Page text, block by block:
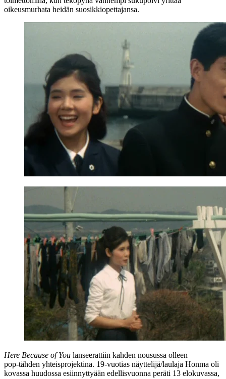
oikeusmurhata heidän suosikkiopettajansa.
Here Because of You lanseerattiin kahden nousussa olleen
pop‑tähden yhteisprojektina. 19‑vuotias näyttelijä/laulaja Honma oli
kovassa huudossa esiinnyttyään edellisvuonna peräti 13 elokuvassa,